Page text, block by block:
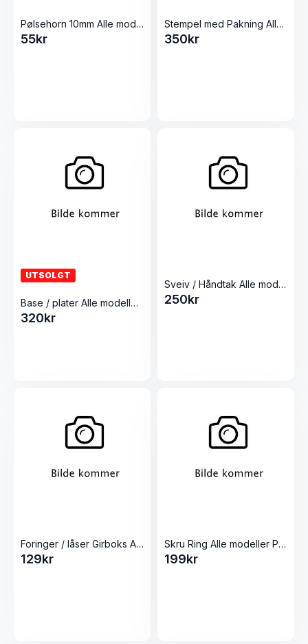
Pølsehorn 10mm Alle modeller Pølsestappere
55kr
Stempel med Pakning Alle 5L Pølsestappere
350kr
UTSOLGT
Base / plater Alle modeller Pølsestappere
320kr
Sveiv / Håndtak Alle modeller Pølsestappere
250kr
Foringer / låser Girboks Alle 5L Pølsestappere
129kr
Skru Ring Alle modeller Pølsestappere
199kr